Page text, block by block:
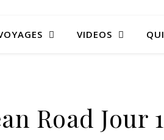
VIDEOS
Road Jour 1